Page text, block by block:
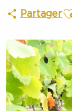
Partager